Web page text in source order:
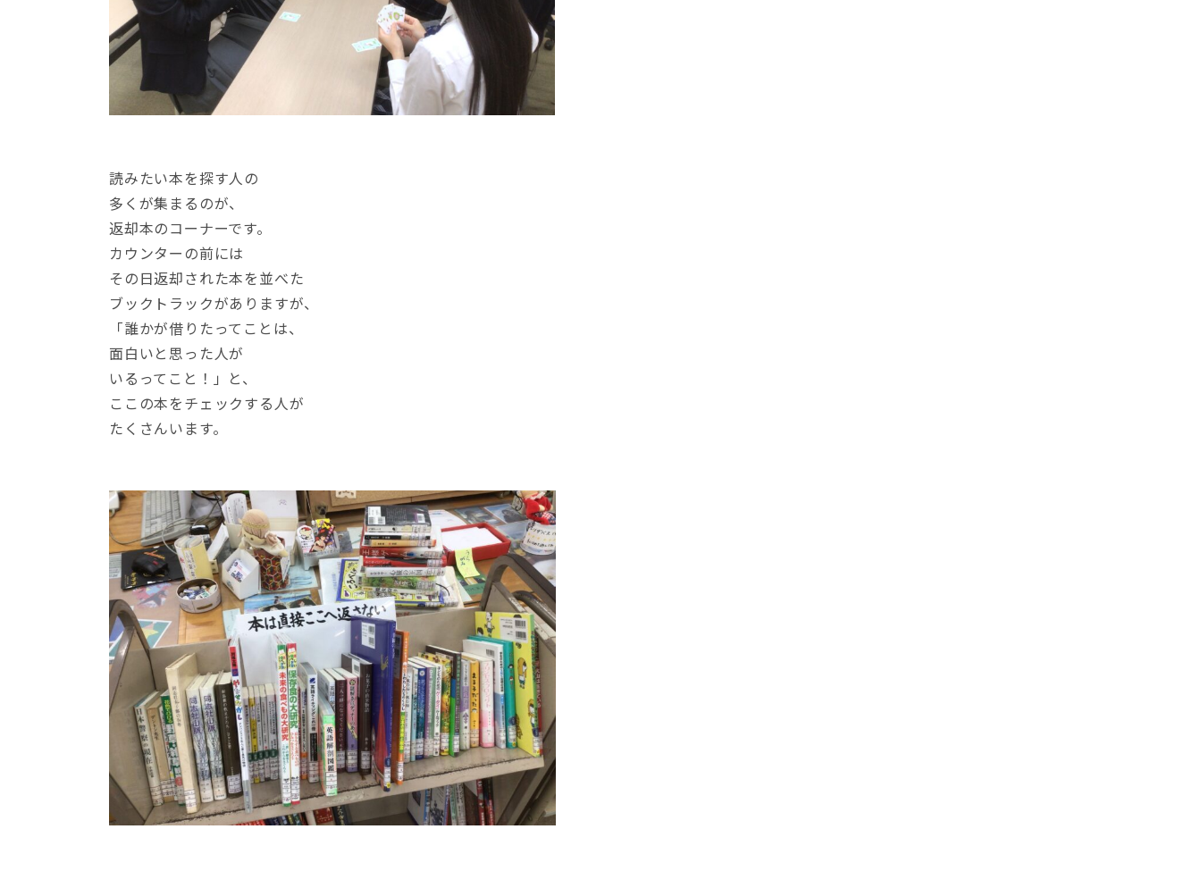
読みたい本を探す人の
多くが集まるのが、
返却本のコーナーです。
カウンターの前には
その日返却された本を並べた
ブックトラックがありますが、
「誰かが借りたってことは、
面白いと思った人が
いるってこと！」と、
ここの本をチェックする人が
たくさんいます。